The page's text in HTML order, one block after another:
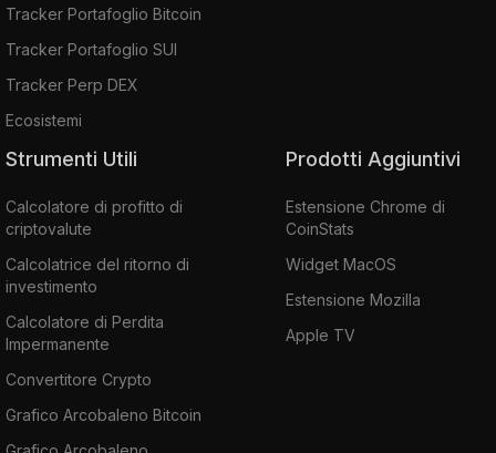
Tracker Portafoglio Bitcoin
Tracker Portafoglio SUI
Tracker Perp DEX
Ecosistemi
Strumenti Utili
Calcolatore di profitto di
criptovalute
Calcolatrice del ritorno di
investimento
Calcolatore di Perdita
Impermanente
Convertitore Crypto
Grafico Arcobaleno Bitcoin
Prodotti Aggiuntivi
Estensione Chrome di
CoinStats
Widget MacOS
Estensione Mozilla
Apple TV